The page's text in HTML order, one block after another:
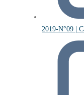
2019-N°09 |